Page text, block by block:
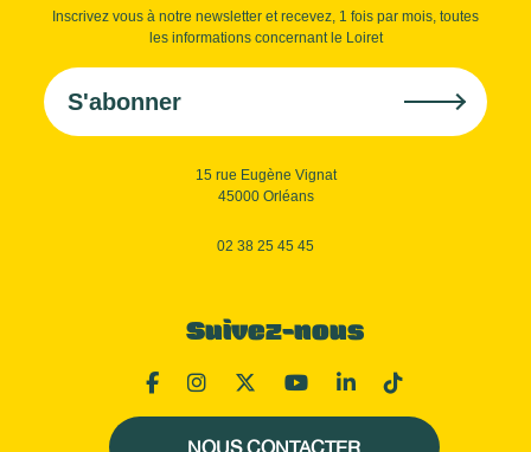
Inscrivez vous à notre newsletter et recevez, 1 fois par mois, toutes
les informations concernant le Loiret
S'abonner
15 rue Eugène Vignat
45000 Orléans
02 38 25 45 45
Suivez-nous
NOUS CONTACTER